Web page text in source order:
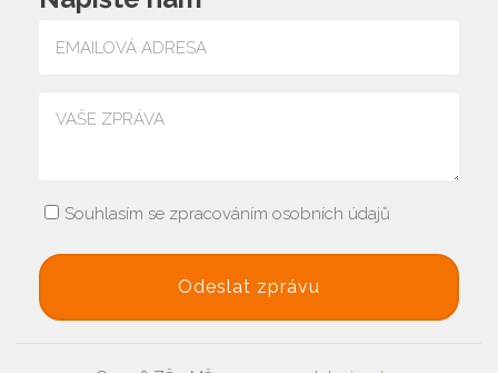
Souhlasím se zpracováním osobních údajů